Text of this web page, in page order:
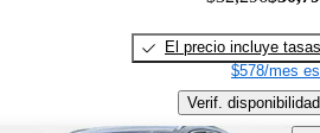
El precio incluye tasas
$578/mes
Verif. disponibilidad